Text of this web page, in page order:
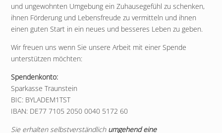
und ungewohnten Umgebung ein Zuhausegefühl zu schenken,
ihnen Förderung und Lebensfreude zu vermitteln und ihnen
einen guten Start in ein neues und besseres Leben zu geben.
Wir freuen uns wenn Sie unsere Arbeit mit einer Spende
unterstützen möchten:
Spendenkonto:
Sparkasse Traunstein
BIC: BYLADEM1TST
IBAN: DE77 7105 2050 0040 5172 60
Sie erhalten selbstverständlich umgehend eine